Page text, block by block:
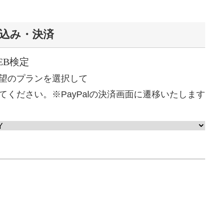
み・決済
検定
のプランを選択して
ください。 ※PayPalの決済画面に遷移いたします